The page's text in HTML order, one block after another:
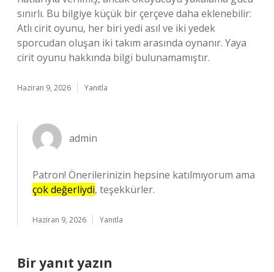
sınırlı. Bu bilgiye küçük bir çerçeve daha eklenebilir:
Atlı cirit oyunu, her biri yedi asıl ve iki yedek
sporcudan oluşan iki takım arasında oynanır. Yaya
cirit oyunu hakkında bilgi bulunamamıştır.
Haziran 9, 2026 Yanıtla
admin
Patron! Önerilerinizin hepsine katılmıyorum ama
çok değerliydi, teşekkürler.
Haziran 9, 2026 Yanıtla
Bir yanıt yazın